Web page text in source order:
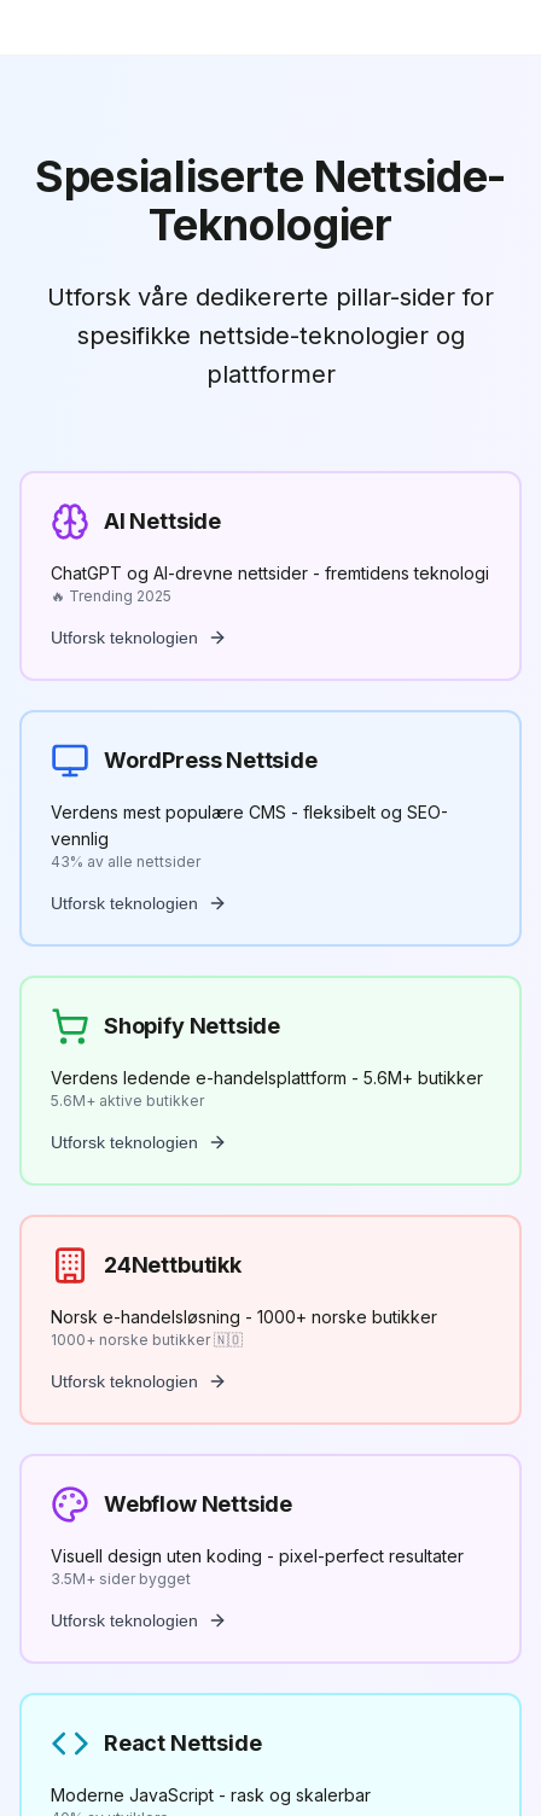
Spesialiserte Nettside-
Teknologier
Utforsk våre dedikererte pillar-sider for
spesifikke nettside-teknologier og
plattformer
AI Nettside
ChatGPT og AI-drevne nettsider - fremtidens teknologi
🔥 Trending 2025
Utforsk teknologien
WordPress Nettside
Verdens mest populære CMS - fleksibelt og SEO-
vennlig
43% av alle nettsider
Utforsk teknologien
Shopify Nettside
Verdens ledende e-handelsplattform - 5.6M+ butikker
5.6M+ aktive butikker
Utforsk teknologien
24Nettbutikk
Norsk e-handelsløsning - 1000+ norske butikker
1000+ norske butikker 🇳🇴
Utforsk teknologien
Webflow Nettside
Visuell design uten koding - pixel-perfect resultater
3.5M+ sider bygget
Utforsk teknologien
React Nettside
Moderne JavaScript - rask og skalerbar